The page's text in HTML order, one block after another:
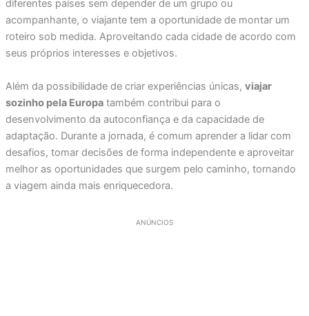
diferentes países sem depender de um grupo ou
acompanhante, o viajante tem a oportunidade de montar um
roteiro sob medida. Aproveitando cada cidade de acordo com
seus próprios interesses e objetivos.
Além da possibilidade de criar experiências únicas, viajar
sozinho pela Europatambém contribui para o
desenvolvimento da autoconfiança e da capacidade de
adaptação. Durante a jornada, é comum aprender a lidar com
desafios, tomar decisões de forma independente e aproveitar
melhor as oportunidades que surgem pelo caminho, tornando
a viagem ainda mais enriquecedora.
ANÚNCIOS